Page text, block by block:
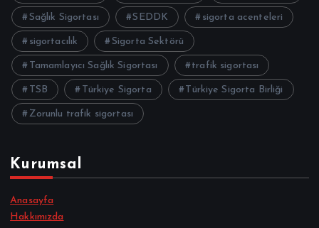
Sağlık Sigortası SEDDK sigorta acenteleri
sigortacılık Sigorta Sektörü
Tamamlayıcı Sağlık Sigortası trafik sigortası
TSB Türkiye Sigorta Türkiye Sigorta Birliği
Zorunlu trafik sigortası
Kurumsal
Anasayfa
Hakkımızda